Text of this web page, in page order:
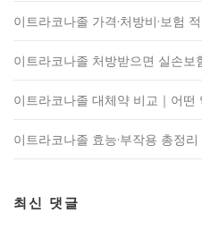
이트라코나졸 가격·처방비·보험
이트라코나졸 처방받으면 실손보
이트라코나졸 대체약 비교｜어떤
이트라코나졸 효능·부작용 총정
최신 댓글